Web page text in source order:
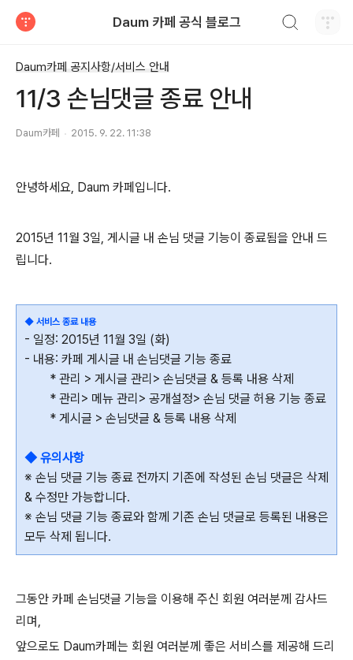
Daum 카페 공식 블로그
Daum카페 공지사항/서비스 안내
11/3 손님댓글 종료 안내
Daum카페 2015. 9. 22. 11:38
안녕하세요, Daum 카페입니다.
2015년 11월 3일, 게시글 내 손님 댓글 기능이 종료됨을 안내 드
립니다.
◆ 서비스 종료 내용
- 일정: 2015년 11월 3일 (화)
- 내용: 카페 게시글 내 손님댓글 기능 종료
* 관리 > 게시글 관리> 손님댓글 & 등록 내용 삭제
* 관리> 메뉴 관리> 공개설정> 손님 댓글 허용 기능 종료
* 게시글 > 손님댓글 & 등록 내용 삭제
◆ 유의사항
※ 손님 댓글 기능 종료 전까지 기존에 작성된 손님 댓글은 삭제
& 수정만 가능합니다.
※ 손님 댓글 기능 종료와 함께 기존 손님 댓글로 등록된 내용은
모두 삭제 됩니다.
그동안 카페 손님댓글 기능을 이용해 주신 회원 여러분께 감사드
리며,
앞으로도 Daum카페는 회원 여러분께 좋은 서비스를 제공해 드리